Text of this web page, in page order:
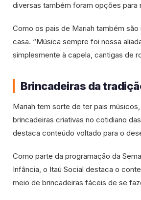
diversas também foram opções para
Como os pais de Mariah também
casa. “Música sempre foi nossa
simplesmente à capela, cantigas de
Brincadeiras da
Mariah tem sorte de ter pais
brincadeiras criativas no cotidiano
destaca conteúdo voltado para o
Como parte da programação da
Infância, o Itaú Social destaca o
meio de brincadeiras fáceis de se